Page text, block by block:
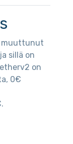
muuttunut
sillä on
on
0€